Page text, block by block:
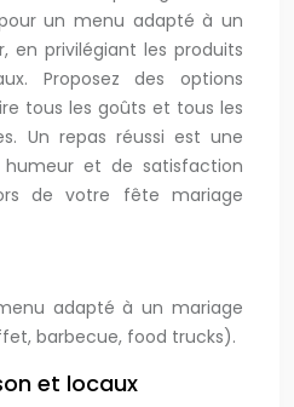
un menu adapté à un
en privilégiant les produits
Proposez des options
tous les goûts et tous les
Un repas réussi est une
et de satisfaction
de votre fête mariage
adapté à un mariage
barbecue, food trucks).
et locaux